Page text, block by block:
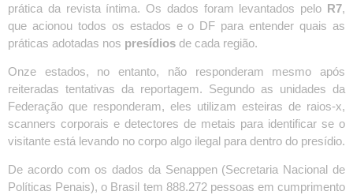
prática da revista íntima. Os dados foram levantados pelo R7,
que acionou todos os estados e o DF para entender quais as
práticas adotadas nos presídios de cada região.
Onze estados, no entanto, não responderam mesmo após
reiteradas tentativas da reportagem. Segundo as unidades da
Federação que responderam, eles utilizam esteiras de raios-x,
scanners corporais e detectores de metais para identificar se o
visitante está levando no corpo algo ilegal para dentro do presídio.
De acordo com os dados da Senappen (Secretaria Nacional de
Políticas Penais), o Brasil tem 888.272 pessoas em cumprimento